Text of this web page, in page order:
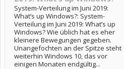
System-Verteilung im Juni 2019:
What’s up Windows?: System-
Verteilung im Juni 2019: What’s up
Windows? Wie üblich hat es eher
kleinere Bewegungen gegeben.
Unangefochten an der Spitze steht
weiterhin Windows 10, das vor
einigen Monaten endgültig...